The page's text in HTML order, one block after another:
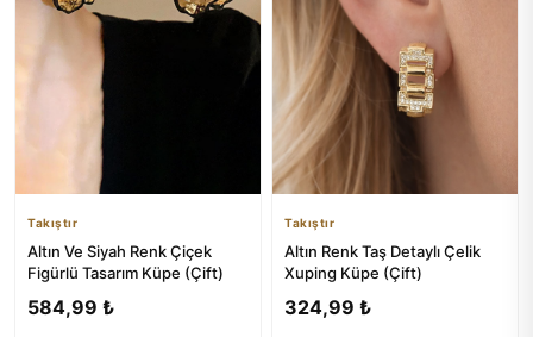
Takıştır
Altın Ve Siyah Renk Çiçek
Figürlü Tasarım Küpe (Çift)
584,99 ₺
Takıştır
Altın Renk Taş Detaylı Çelik
Xuping Küpe (Çift)
324,99 ₺